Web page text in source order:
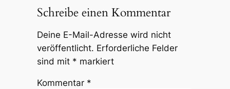
Schreibe einen Kommentar
Deine E-Mail-Adresse wird nicht
veröffentlicht. Erforderliche Felder
sind mit * markiert
Kommentar *